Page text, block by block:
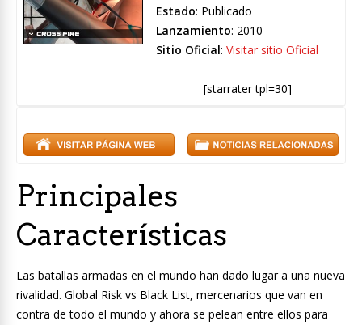
Estado: Publicado
Lanzamiento: 2010
Sitio Oficial: Visitar sitio Oficial
[starrater tpl=30]
Principales
Características
Las batallas armadas en el mundo han dado lugar a una nueva
rivalidad. Global Risk vs Black List, mercenarios que van en
contra de todo el mundo y ahora se pelean entre ellos para